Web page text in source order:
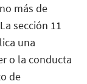
más de
sección 11
una
o la conducta
de